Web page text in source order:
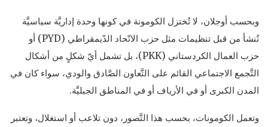
وبحسب أوجلان، لا تُختزل الكومونة في كونها وحدة إداريَّة سياسيَّة
تُنشأ من قبل تنظيمات مثل حزب الاتّحاد الدّيمقراطي (PYD) أو
حزب العمال الكردستاني (PKK)، بل تشمل أيّ شكلٍ من أشكال
التَّجمع الاجتماعي القائم على التَّعاون الصَّادق والودي، سواء كان في
المدن الكبرى أو في الأرياف أو في المناطق الجبليَّة.
وتعمل الكومونات، بحسب هذا التَّصور، دون تلاعب أو استغلال، وتعتبر